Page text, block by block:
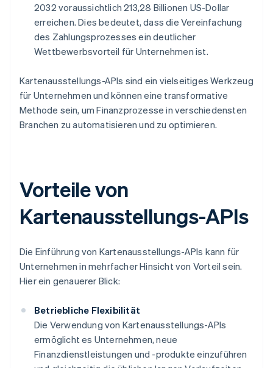
2032 voraussichtlich 213,28 Billionen US-Dollar
erreichen. Dies bedeutet, dass die Vereinfachung
des Zahlungsprozesses ein deutlicher
Wettbewerbsvorteil für Unternehmen ist.
Kartenausstellungs-APIs sind ein vielseitiges Werkzeug
für Unternehmen und können eine transformative
Methode sein, um Finanzprozesse in verschiedensten
Branchen zu automatisieren und zu optimieren.
Vorteile von
Kartenausstellungs-APIs
Die Einführung von Kartenausstellungs-APIs kann für
Unternehmen in mehrfacher Hinsicht von Vorteil sein.
Hier ein genauerer Blick:
Betriebliche Flexibilität
Die Verwendung von Kartenausstellungs-APIs
ermöglicht es Unternehmen, neue
Finanzdienstleistungen und -produkte einzuführen